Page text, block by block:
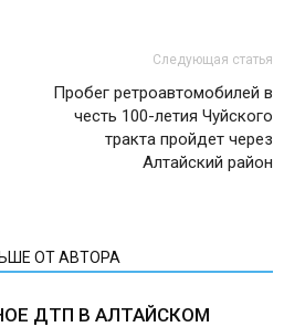
Следующая статья
Пробег ретроавтомобилей в
честь 100-летия Чуйского
тракта пройдет через
Алтайский район
ОТ АВТОРА
ДТП В АЛТАЙСКОМ